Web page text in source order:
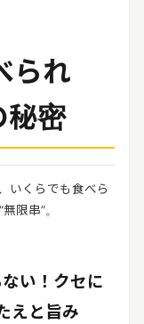
られ
秘密
いくらでも食べら
限串”。
い！クセに
えと旨み